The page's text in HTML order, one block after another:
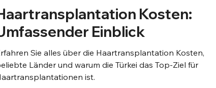
Kosten:
Einblick
Sie alles über die Haartransplantation Kosten,
Länder und warum die Türkei das Top-Ziel für
ist.